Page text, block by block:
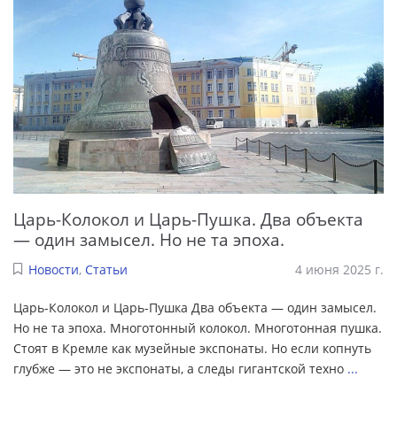
Царь-Колокол и Царь-Пушка. Два объекта
— один замысел. Но не та эпоха.
Новости, Статьи 4 июня 2025 г.
Царь-Колокол и Царь-Пушка Два объекта — один замысел.
Но не та эпоха. Многотонный колокол. Многотонная пушка.
Стоят в Кремле как музейные экспонаты. Но если копнуть
глубже — это не экспонаты, а следы гигантской техно ...